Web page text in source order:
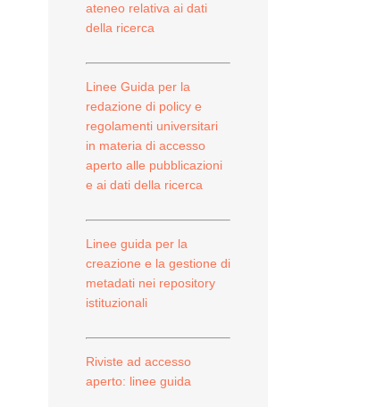
ateneo relativa ai dati
della ricerca
Linee Guida per la
redazione di policy e
regolamenti universitari
in materia di accesso
aperto alle pubblicazioni
e ai dati della ricerca
Linee guida per la
creazione e la gestione di
metadati nei repository
istituzionali
Riviste ad accesso
aperto: linee guida